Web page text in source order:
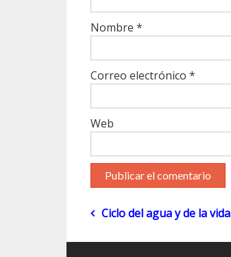
Nombre *
Correo electrónico *
Web
Navegación
de
Ciclo del agua y de la vida